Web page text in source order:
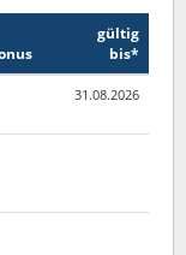
gültig
bis*
31.08.2026